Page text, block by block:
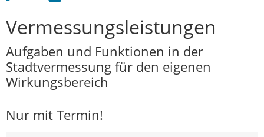
Vermessungsleistungen
Aufgaben und Funktionen in der
Stadtvermessung für den eigenen
Wirkungsbereich
Nur mit Termin!